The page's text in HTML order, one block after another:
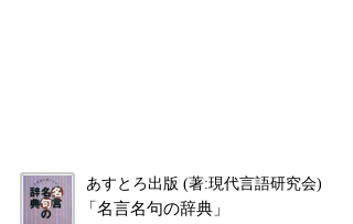
あすとろ出版 (著:現代言語研究会)
「名言名句の辞典」